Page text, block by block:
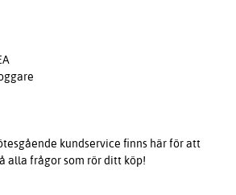
kundservice finns här för att
alla frågor som rör ditt köp!